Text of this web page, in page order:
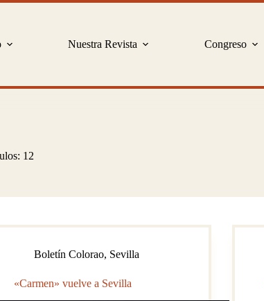
Nuestra Revista Congreso
12
Boletín Colorao, Sevilla
«Carmen» vuelve a Sevilla